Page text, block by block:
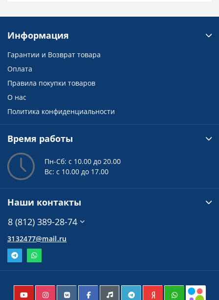
Информация
Гарантии и Возврат товара
Оплата
Правила покупки товаров
О нас
Политика конфиденциальности
Время работы
Пн-Сб: с 10.00 до 20.00
Вс: с 10.00 до 17.00
Наши контакты
8 (812) 389-28-74
3132477@mail.ru